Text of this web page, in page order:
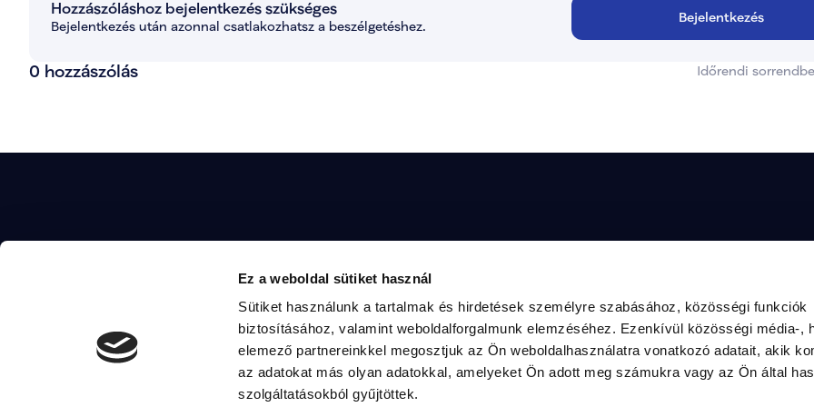
Ez a weboldal sütiket használ
Sütiket használunk a tartalmak és hirdetések személyre szabásához, közösségi funkciók
biztosításához, valamint weboldalforgalmunk elemzéséhez. Ezenkívül közösségi média-,
elemező partnereinkkel megosztjuk az Ön weboldalhasználatra vonatkozó adatait, akik
az adatokat más olyan adatokkal, amelyeket Ön adott meg számukra vagy az Ön által
szolgáltatásokból gyűjtöttek.
Hozzászóláshoz bejelentkezés szükséges
Bejelentkezés után azonnal csatlakozhatsz a beszélgetéshez.
Bejelentkezés
0 hozzászólás Időrendi
készíteni a vezetőinkkel, vagy érdeklődsz a mozgalom
tevékenységei iránt, kérlek, vedd fel velünk a kapcsolatot az
alábbi elérhetőségeken: